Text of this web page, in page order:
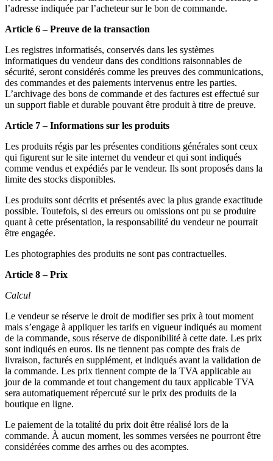
l’adresse indiquée par l’acheteur sur le bon de commande.
Article 6 – Preuve de la transaction
Les registres informatisés, conservés dans les systèmes
informatiques du vendeur dans des conditions raisonnables de
sécurité, seront considérés comme les preuves des communications,
des commandes et des paiements intervenus entre les parties.
L’archivage des bons de commande et des factures est effectué sur
un support fiable et durable pouvant être produit à titre de preuve.
Article 7 – Informations sur les produits
Les produits régis par les présentes conditions générales sont ceux
qui figurent sur le site internet du vendeur et qui sont indiqués
comme vendus et expédiés par le vendeur. Ils sont proposés dans la
limite des stocks disponibles.
Les produits sont décrits et présentés avec la plus grande exactitude
possible. Toutefois, si des erreurs ou omissions ont pu se produire
quant à cette présentation, la responsabilité du vendeur ne pourrait
être engagée.
Les photographies des produits ne sont pas contractuelles.
Article 8 – Prix
Calcul
Le vendeur se réserve le droit de modifier ses prix à tout moment
mais s’engage à appliquer les tarifs en vigueur indiqués au moment
de la commande, sous réserve de disponibilité à cette date. Les prix
sont indiqués en euros. Ils ne tiennent pas compte des frais de
livraison, facturés en supplément, et indiqués avant la validation de
la commande. Les prix tiennent compte de la TVA applicable au
jour de la commande et tout changement du taux applicable TVA
sera automatiquement répercuté sur le prix des produits de la
boutique en ligne.
Le paiement de la totalité du prix doit être réalisé lors de la
commande. À aucun moment, les sommes versées ne pourront être
considérées comme des arrhes ou des acomptes.